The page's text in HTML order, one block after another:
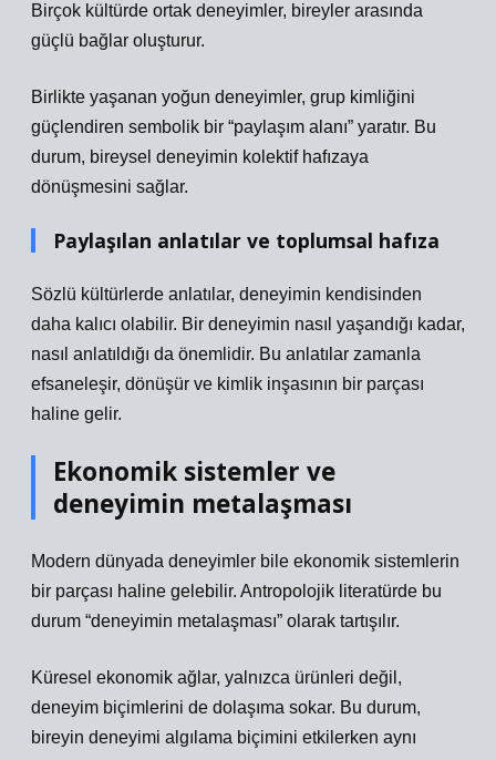
Birçok kültürde ortak deneyimler, bireyler arasında
güçlü bağlar oluşturur.
Birlikte yaşanan yoğun deneyimler, grup kimliğini
güçlendiren sembolik bir “paylaşım alanı” yaratır. Bu
durum, bireysel deneyimin kolektif hafızaya
dönüşmesini sağlar.
Paylaşılan anlatılar ve toplumsal hafıza
Sözlü kültürlerde anlatılar, deneyimin kendisinden
daha kalıcı olabilir. Bir deneyimin nasıl yaşandığı kadar,
nasıl anlatıldığı da önemlidir. Bu anlatılar zamanla
efsaneleşir, dönüşür ve kimlik inşasının bir parçası
haline gelir.
Ekonomik sistemler ve
deneyimin metalaşması
Modern dünyada deneyimler bile ekonomik sistemlerin
bir parçası haline gelebilir. Antropolojik literatürde bu
durum “deneyimin metalaşması” olarak tartışılır.
Küresel ekonomik ağlar, yalnızca ürünleri değil,
deneyim biçimlerini de dolaşıma sokar. Bu durum,
bireyin deneyimi algılama biçimini etkilerken aynı